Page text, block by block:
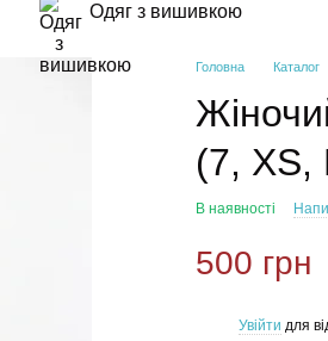
Одяг з вишивкою
Головна Каталог
(7, XS,
В наявності
500 грн
Увійти для